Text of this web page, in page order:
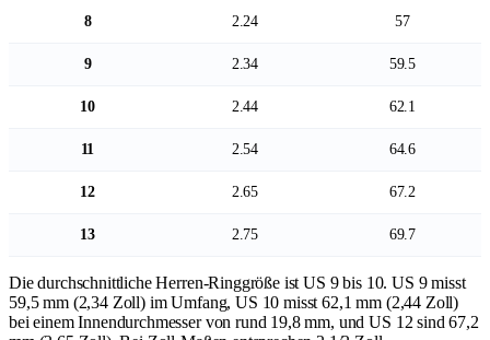
8 2.24 57
9 2.34 59.5
10 2.44 62.1
11 2.54 64.6
12 2.65 67.2
13 2.75 69.7
Die durchschnittliche Herren-Ringgröße ist US 9 bis 10. US 9 misst
59,5 mm (2,34 Zoll) im Umfang, US 10 misst 62,1 mm (2,44 Zoll)
bei einem Innendurchmesser von rund 19,8 mm, und US 12 sind 67,2